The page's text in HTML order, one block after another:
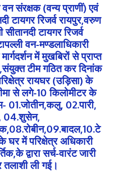
संरक्षक (वन्य प्राणीं) एवं
टायगर रिजर्व रायपुर,वरुण
टायगर रिजर्व
वन-मण्डलाधिकारी
में मुखबिरों से प्राप्त
टीम गठित कर दिनांक
रायघर (उड़िसा) के
से लगे-10 किलोमीटर के
01.जोतीन,कलु, 02.पारी,
04.शुसेन,
घर में परिक्षेत्र अधिकारी
द्वारा सर्च-वारंट जारी
तलाशी ली गई।